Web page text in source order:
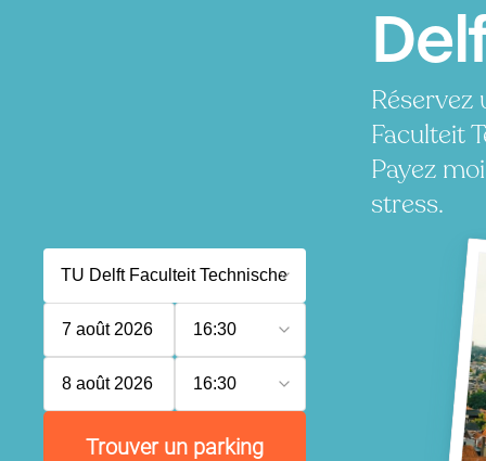
Faculteit
Payez
stress.
7 août 2026 16:30
8 août 2026 16:30
Trouver un parking